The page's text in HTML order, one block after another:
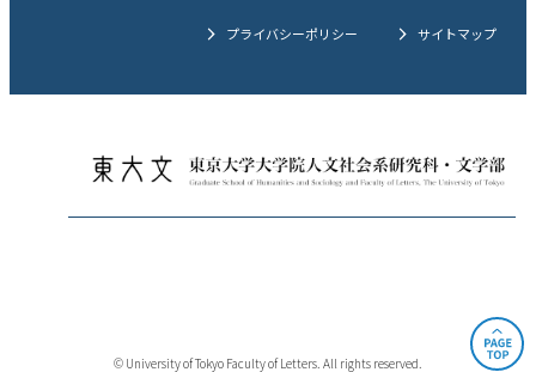
プライバシーポリシー サイトマップ
© University of Tokyo Faculty of Letters. All rights reserved.